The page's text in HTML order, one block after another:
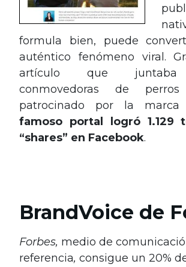
formula bien, puede
auténtico fenómeno viral.
artículo que juntaba
conmovedoras de
patrocinado por la marca
famoso portal logró 1.129
“shares” en Facebook.
BrandVoice de
Forbes, medio de
referencia, consigue un 20%